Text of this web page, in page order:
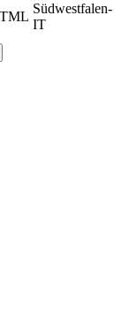
Südwestfalen-
IT